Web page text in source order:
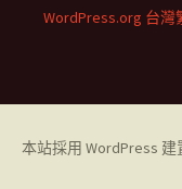
WordPress.org 台灣
本站採用 WordPress 建